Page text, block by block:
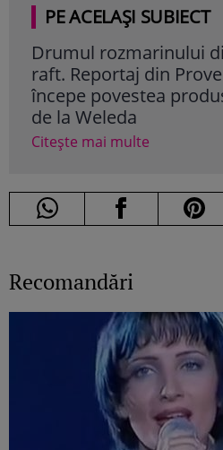
PE ACELAȘI SUBIECT
Drumul rozmarinului
raft. Reportaj din
începe povestea
de la Weleda
Citește mai multe
Recomandări